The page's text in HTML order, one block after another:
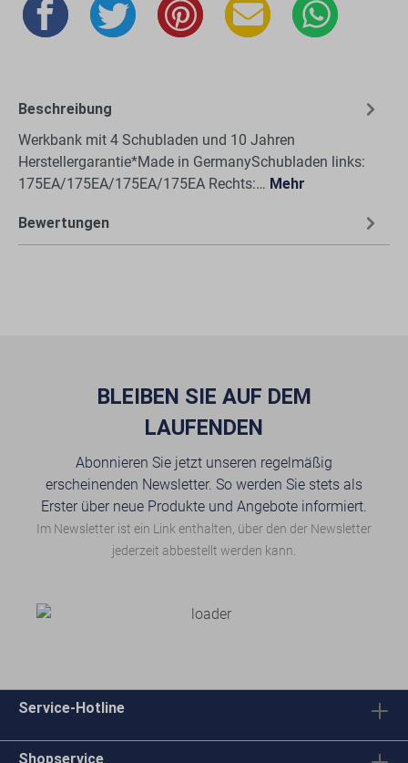
Beschreibung
Werkbank mit 4 Schubladen und 10 Jahren
Herstellergarantie*Made in GermanySchubladen links:
175EA/175EA/175EA/175EA Rechts:… Mehr
Bewertungen
BLEIBEN SIE AUF DEM
LAUFENDEN
Abonnieren Sie jetzt unseren regelmäßig
erscheinenden Newsletter. So werden Sie stets als
Erster über neue Produkte und Angebote informiert.
Im Newsletter ist ein Link enthalten, über den der Newsletter
jederzeit abbestellt werden kann.
Service-Hotline
Shopservice